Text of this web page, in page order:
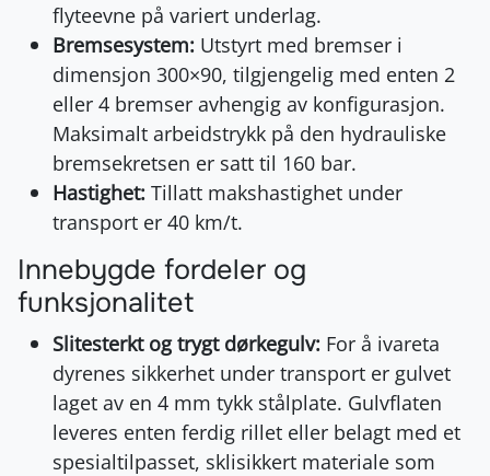
flyteevne på variert underlag.
Bremsesystem: Utstyrt med bremser i
dimensjon 300×90, tilgjengelig med enten 2
eller 4 bremser avhengig av konfigurasjon.
Maksimalt arbeidstrykk på den hydrauliske
bremsekretsen er satt til 160 bar.
Hastighet: Tillatt makshastighet under
transport er 40 km/t.
Innebygde fordeler og
funksjonalitet
Slitesterkt og trygt dørkegulv: For å ivareta
dyrenes sikkerhet under transport er gulvet
laget av en 4 mm tykk stålplate. Gulvflaten
leveres enten ferdig rillet eller belagt med et
spesialtilpasset, sklisikkert materiale som